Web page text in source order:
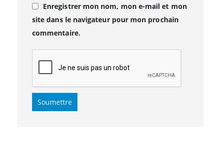
Enregistrer mon nom, mon e-mail et mon
site dans le navigateur pour mon prochain
commentaire.